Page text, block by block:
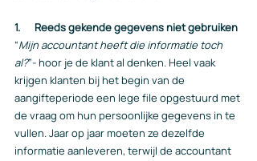
1.      Reeds gekende gegevens niet gebruiken
“Mijn accountant heeft die informatie toch
al?”- hoor je de klant al denken. Heel vaak
krijgen klanten bij het begin van de
aangifteperiode een lege file opgestuurd met
de vraag om hun persoonlijke gegevens in te
vullen. Jaar op jaar moeten ze dezelfde
informatie aanleveren, terwijl de accountant